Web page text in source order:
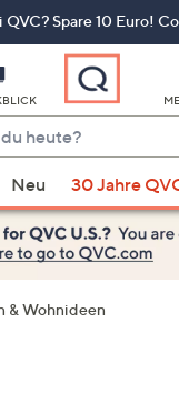
Spare 10 Euro!
Neu 30 Jahre
& Wohnideen